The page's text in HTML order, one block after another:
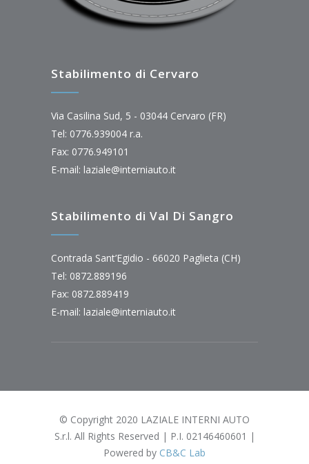
Stabilimento di Cervaro
Via Casilina Sud, 5 - 03044 Cervaro (FR)
Tel: 0776.939004 r.a.
Fax: 0776.949101
E-mail: laziale@interniauto.it
Stabilimento di Val Di Sangro
Contrada Sant’Egidio - 66020 Paglieta (CH)
Tel: 0872.889196
Fax: 0872.889419
E-mail: laziale@interniauto.it
© Copyright 2020 LAZIALE INTERNI AUTO
S.r.l. All Rights Reserved | P.I. 02146460601 |
Powered by CB&C Lab